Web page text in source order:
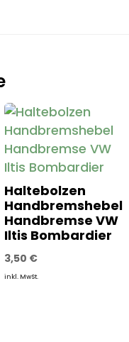
Haltebolzen
Handbremshebel
Handbremse VW
Iltis Bombardier
3,50 €
inkl. MwSt.